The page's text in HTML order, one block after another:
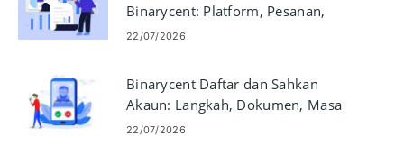
Binarycent: Platform, Pesanan,
Pengurusan Risiko
22/07/2026
Binarycent Daftar dan Sahkan
Akaun: Langkah, Dokumen, Masa
22/07/2026